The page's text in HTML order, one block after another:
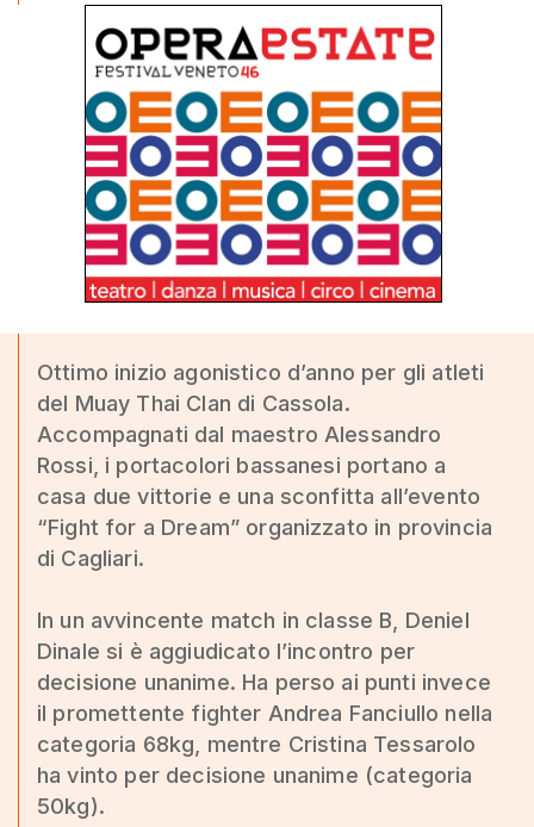
Ottimo inizio agonistico d’anno per gli atleti
del Muay Thai Clan di Cassola.
Accompagnati dal maestro Alessandro
Rossi, i portacolori bassanesi portano a
casa due vittorie e una sconfitta all’evento
“Fight for a Dream” organizzato in provincia
di Cagliari.
In un avvincente match in classe B, Deniel
Dinale si è aggiudicato l’incontro per
decisione unanime. Ha perso ai punti invece
il promettente fighter Andrea Fanciullo nella
categoria 68kg, mentre Cristina Tessarolo
ha vinto per decisione unanime (categoria
50kg).